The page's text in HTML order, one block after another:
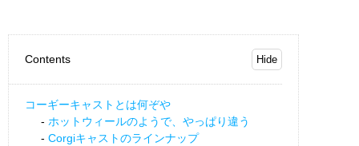
Contents
コーギーキャストとは何ぞや
ホットウィールのようで、やっぱり違う
Corgiキャストのラインナップ